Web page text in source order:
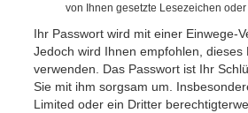
von Ihnen gesetzte Lesezeichen
Ihr Passwort wird mit einer Einwege-
Jedoch wird Ihnen empfohlen,
verwenden. Das Passwort ist Ihr
Sie mit ihm sorgsam um.
Limited oder ein Dritter